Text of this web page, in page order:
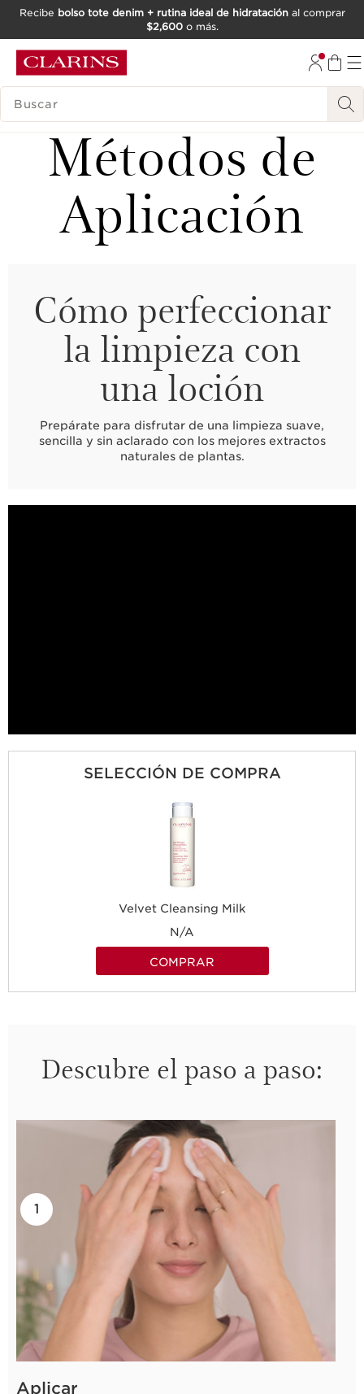
IR AL PIE DE PÁGINA
Recibe bolso tote denim + rutina ideal de hidrataciónal comprar
$2,600o más.
BUSCAR
Métodos de
Aplicación
Cómo perfeccionar
la limpieza con
una loción
Prepárate para disfrutar de una limpieza suave,
sencilla y sin aclarado con los mejores extractos
naturales de plantas.
SELECCIÓN DE COMPRA
Velvet Cleansing Milk
N/A
COMPRAR
Descubre el paso a paso:
1
Aplicar